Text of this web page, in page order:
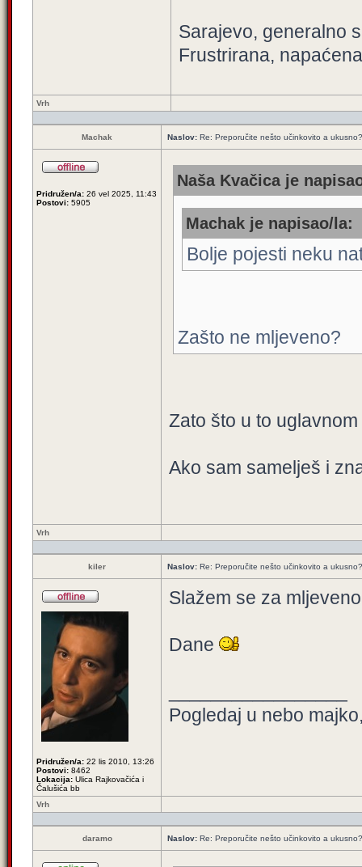
Sarajevo, generalno
Frustrirana,
Vrh
Machak Naslov: Re: Preporučite nešto učinkovito a ukusno?
Pridružen/a: 26 vel 2025, 11:43
Postovi: 5905
Naša Kvačica je
Machak je napisao/la:
Bolje pojesti neku
Zašto ne mljeveno?
Zato što u to
Ako sam samelješ i
Vrh
kiler Naslov: Re: Preporučite nešto učinkovito a ukusno?
Pridružen/a: 22 lis 2010, 13:26
Postovi: 8462
Lokacija: Ulica Rajkovačića i
Čalušića bb
Slažem se za
Dane
Pogledaj u nebo
Vrh
daramo Naslov: Re: Preporučite nešto učinkovito a ukusno?